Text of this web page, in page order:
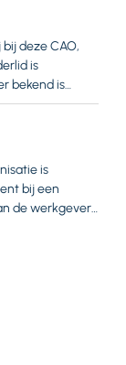
voor de
deze CAO,
is
bekend is
van de
ten
is
bij een
de werkgever
- 2500